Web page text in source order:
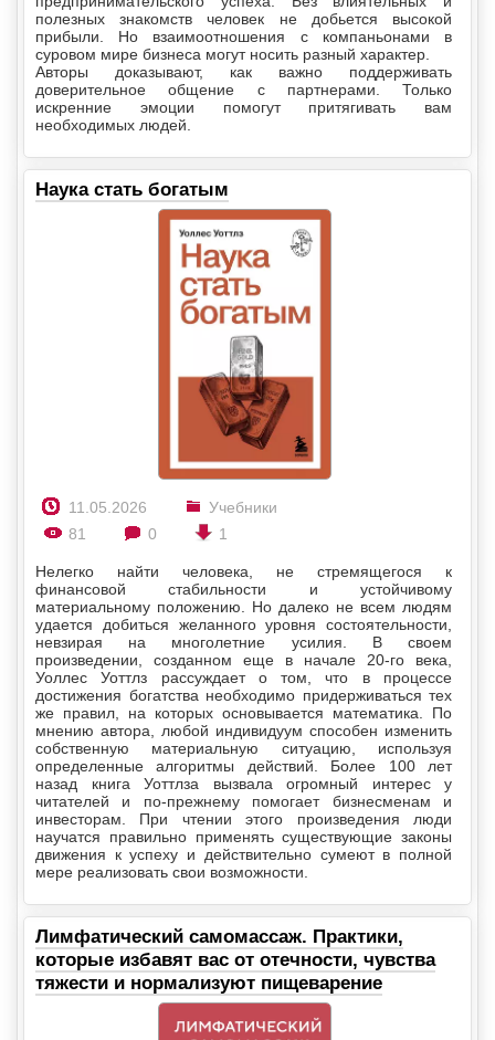
полезных знакомств человек не добьется высокой
прибыли. Но взаимоотношения с компаньонами в
суровом мире бизнеса могут носить разный характер.
Авторы доказывают, как важно поддерживать
доверительное общение с партнерами. Только
искренние эмоции помогут притягивать вам
необходимых людей.
Наука стать богатым
11.05.2026
Учебники
81
0 1
Нелегко найти человека, не стремящегося к
финансовой стабильности и устойчивому
материальному положению. Но далеко не всем людям
удается добиться желанного уровня состоятельности,
невзирая на многолетние усилия. В своем
произведении, созданном еще в начале 20-го века,
Уоллес Уоттлз рассуждает о том, что в процессе
достижения богатства необходимо придерживаться тех
же правил, на которых основывается математика. По
мнению автора, любой индивидуум способен изменить
собственную материальную ситуацию, используя
определенные алгоритмы действий. Более 100 лет
назад книга Уоттлза вызвала огромный интерес у
читателей и по-прежнему помогает бизнесменам и
инвесторам. При чтении этого произведения люди
научатся правильно применять существующие законы
движения к успеху и действительно сумеют в полной
мере реализовать свои возможности.
Лимфатический самомассаж. Практики,
которые избавят вас от отечности, чувства
тяжести и нормализуют пищеварение